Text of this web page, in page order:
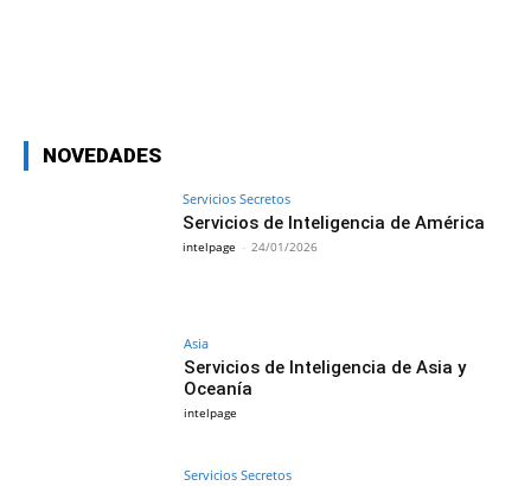
NOVEDADES
Servicios Secretos
Servicios de Inteligencia de América
intelpage - 24/01/2026
Asia
Servicios de Inteligencia de Asia y
Oceanía
intelpage
Servicios Secretos